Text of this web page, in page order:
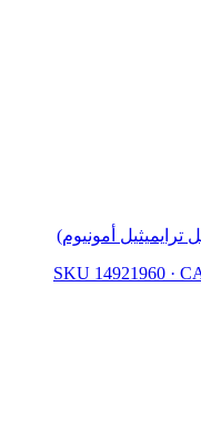
ترايميثيل أمونيوم)
SKU 14921960 ·